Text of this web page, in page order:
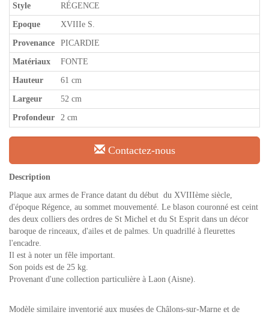
Style RÉGENCE
Epoque XVIIIe S.
Provenance PICARDIE
Matériaux FONTE
Hauteur 61 cm
Largeur 52 cm
Profondeur 2 cm
Contactez-nous
Description
Plaque aux armes de France datant du début du XVIIIème siècle,
d'époque Régence, au sommet mouvementé. Le blason couronné est ceint
des deux colliers des ordres de St Michel et du St Esprit dans un décor
baroque de rinceaux, d'ailes et de palmes. Un quadrillé à fleurettes
l'encadre.
Il est à noter un fêle important.
Son poids est de 25 kg.
Provenant d'une collection particulière à Laon (Aisne).
Modèle similaire inventorié aux musées de Châlons-sur-Marne et de